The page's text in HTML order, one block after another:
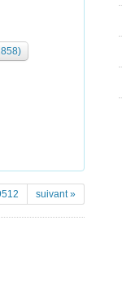
suivant »